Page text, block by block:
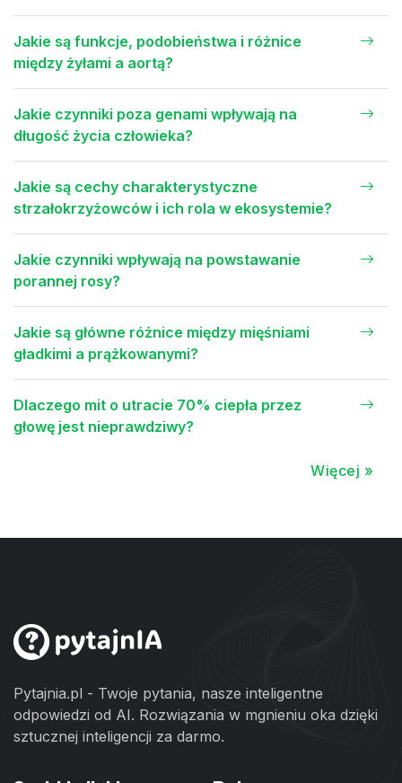
Jakie są funkcje, podobieństwa i różnice
między żyłami a aortą?
Jakie czynniki poza genami wpływają na
długość życia człowieka?
Jakie są cechy charakterystyczne
strzałokrzyżowców i ich rola w ekosystemie?
Jakie czynniki wpływają na powstawanie
porannej rosy?
Jakie są główne różnice między mięśniami
gładkimi a prążkowanymi?
Dlaczego mit o utracie 70% ciepła przez
głowę jest nieprawdziwy?
Więcej »
Pytajnia.pl - Twoje pytania, nasze inteligentne
odpowiedzi od AI. Rozwiązania w mgnieniu oka dzięki
sztucznej inteligencji za darmo.